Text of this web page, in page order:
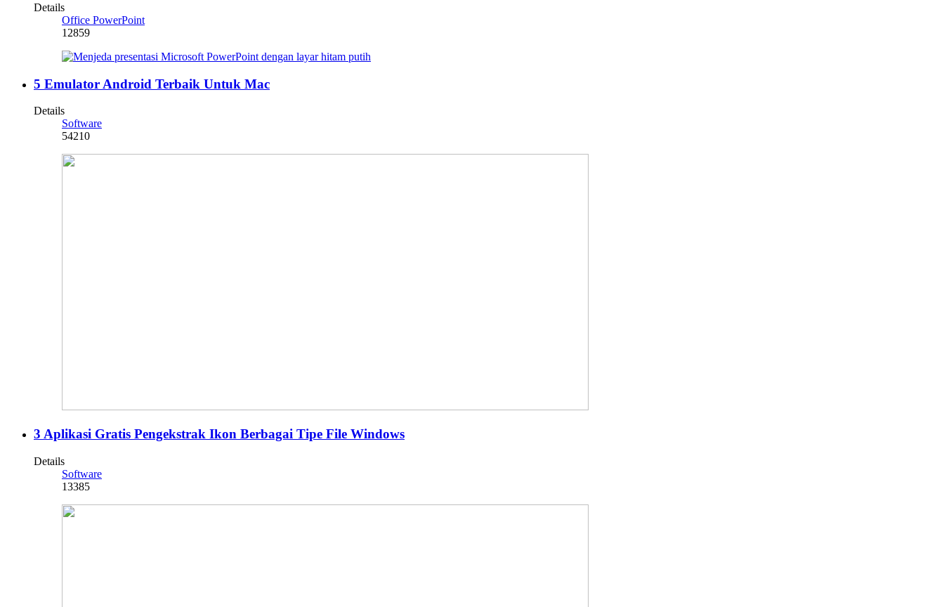
Details
Office PowerPoint
12859
5 Emulator Android Terbaik Untuk Mac
Details
Software
54210
3 Aplikasi Gratis Pengekstrak Ikon Berbagai Tipe File Windows
Details
Software
13385